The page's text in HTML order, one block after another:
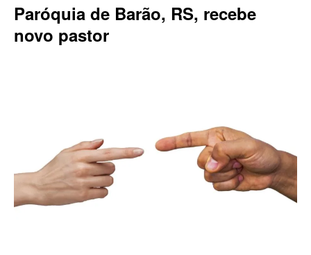
Paróquia de Barão, RS, recebe
novo pastor